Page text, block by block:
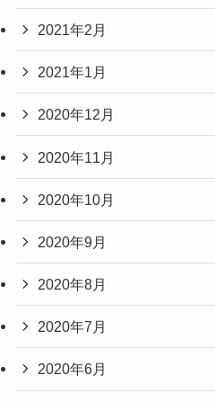
2021年2月
2021年1月
2020年12月
2020年11月
2020年10月
2020年9月
2020年8月
2020年7月
2020年6月